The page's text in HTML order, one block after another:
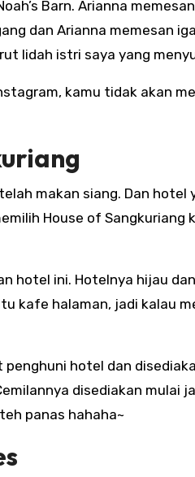
Barn. Arianna
dan Arianna memesan
lidah istri saya yang
kamu tidak akan
makan siang. Dan hotel
House of Sangkuriang
hotel ini. Hotelnya hijau
kafe halaman, jadi kalau
hotel dan
disediakan mulai
panas hahaha~